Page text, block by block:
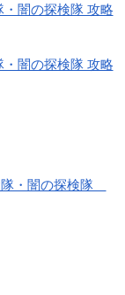
闇の探検隊 攻略
闇の探検隊 攻略
・闇の探検隊